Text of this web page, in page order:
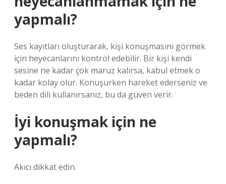
yapmalı?
Ses kayıtları oluşturarak, kişi konuşmasını görmek
için heyecanlarını kontrol edebilir. Bir kişi kendi
sesine ne kadar çok maruz kalırsa, kabul etmek o
kadar kolay olur. Konuşurken hareket ederseniz ve
beden dili kullanırsanız, bu da güven verir.
İyi konuşmak için ne
yapmalı?
Akıcı dikkat edin.